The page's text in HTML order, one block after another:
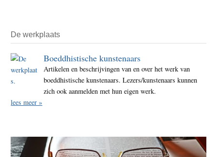
De werkplaats
Boeddhistische kunstenaars
Artikelen en beschrijvingen van en over het werk van
boeddhistische kunstenaars. Lezers/kunstenaars kunnen
zich ook aanmelden met hun eigen werk.
lees meer »